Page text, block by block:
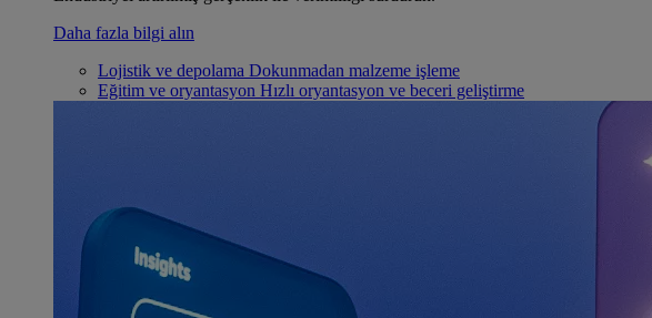
Daha fazla bilgi alın
Lojistik ve depolama Dokunmadan malzeme işleme
Eğitim ve oryantasyon Hızlı oryantasyon ve beceri geliştirme